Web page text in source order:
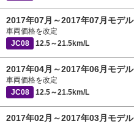
2017年07月～2017年07月モデル
車両価格を改定
JC08
12.5～21.5km/L
2017年04月～2017年06月モデル
車両価格を改定
JC08
12.5～21.5km/L
2017年02月～2017年03月モデル